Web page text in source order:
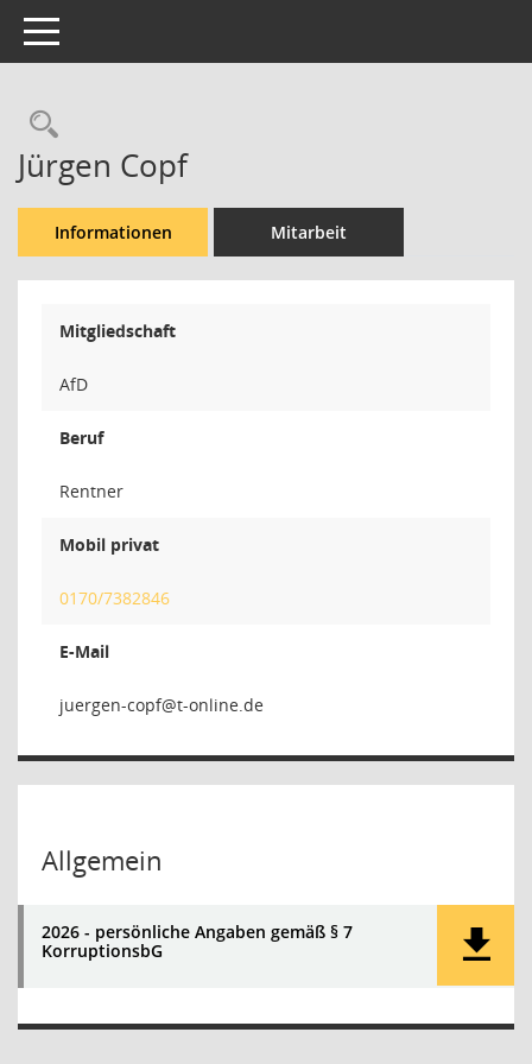
Toggle navigation
Rechercheauswahl
Jürgen Copf
Informationen Mitarbeit
Mitgliedschaft
AfD
Beruf
Rentner
Mobil privat
0170/7382846
E-Mail
fpoc-n
Allgemein
2026 - persönliche Angaben gemäß § 7
KorruptionsbG